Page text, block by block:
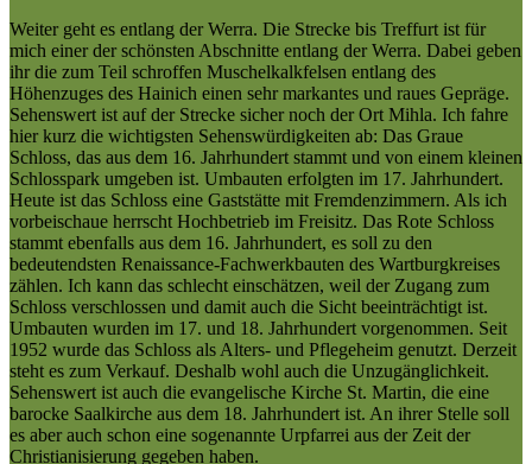
Weiter geht es entlang der Werra. Die Strecke bis Treffurt ist für
mich einer der schönsten Abschnitte entlang der Werra. Dabei geben
ihr die zum Teil schroffen Muschelkalkfelsen entlang des
Höhenzuges des Hainich einen sehr markantes und raues Gepräge.
Sehenswert ist auf der Strecke sicher noch der Ort Mihla. Ich fahre
hier kurz die wichtigsten Sehenswürdigkeiten ab: Das Graue
Schloss, das aus dem 16. Jahrhundert stammt und von einem kleinen
Schlosspark umgeben ist. Umbauten erfolgten im 17. Jahrhundert.
Heute ist das Schloss eine Gaststätte mit Fremdenzimmern. Als ich
vorbeischaue herrscht Hochbetrieb im Freisitz. Das Rote Schloss
stammt ebenfalls aus dem 16. Jahrhundert, es soll zu den
bedeutendsten Renaissance-Fachwerkbauten des Wartburgkreises
zählen. Ich kann das schlecht einschätzen, weil der Zugang zum
Schloss verschlossen und damit auch die Sicht beeinträchtigt ist.
Umbauten wurden im 17. und 18. Jahrhundert vorgenommen. Seit
1952 wurde das Schloss als Alters- und Pflegeheim genutzt. Derzeit
steht es zum Verkauf. Deshalb wohl auch die Unzugänglichkeit.
Sehenswert ist auch die evangelische Kirche St. Martin, die eine
barocke Saalkirche aus dem 18. Jahrhundert ist. An ihrer Stelle soll
es aber auch schon eine sogenannte Urpfarrei aus der Zeit der
Christianisierung gegeben haben.